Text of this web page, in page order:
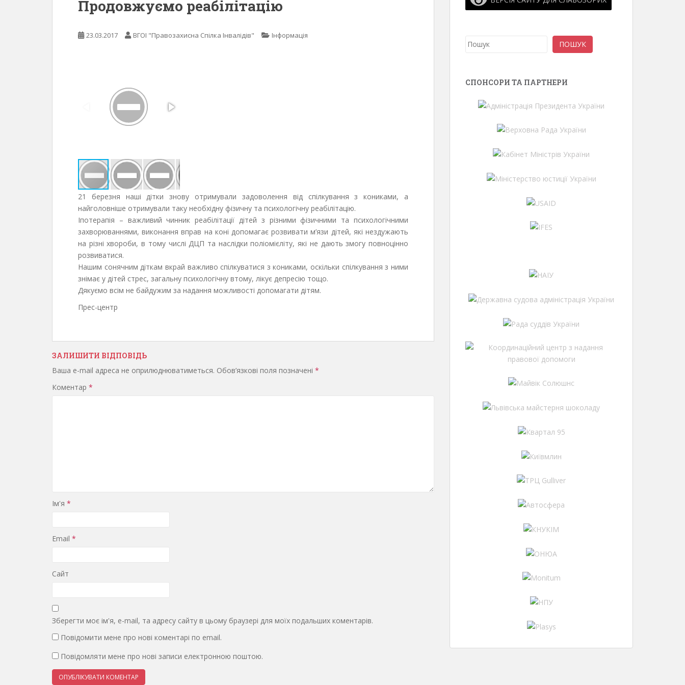
Продовжуємо реабілітацію
23.03.2017 ВГОІ "Правозахисна Спілка Інвалідів" Інформація
21 березня наші дітки знову отримували задоволення від спілкування з кониками, а
найголовніше отримували таку необхідну фізичну та психологічну реабілітацію.
Іпотерапія – важливий чинник реабілітації дітей з різними фізичними та психологічними
захворюваннями, виконання вправ на коні допомагає розвивати м’язи дітей, які нездужають
на різні хвороби, в тому числі ДЦП та наслідки поліомієліту, які не дають змогу повноцінно
розвиватися.
Нашим сонячним діткам вкрай важливо спілкуватися з кониками, оскільки спілкування з ними
знімає у дітей стрес, загальну психологічну втому, лікує депресію тощо.
Дякуємо всім не байдужим за надання можливості допомагати дітям.
Прес-центр
ЗАЛИШИТИ ВІДПОВІДЬ
Ваша e-mail адреса не оприлюднюватиметься. Обов’язкові поля позначені *
Коментар *
Ім'я *
Email *
Сайт
Зберегти моє ім'я, e-mail, та адресу сайту в цьому браузері для моїх подальших коментарів.
Повідомити мене про нові коментарі по email.
Повідомляти мене про нові записи електронною поштою.
Пошук ПОШУК
СПОНСОРИ ТА ПАРТНЕРИ